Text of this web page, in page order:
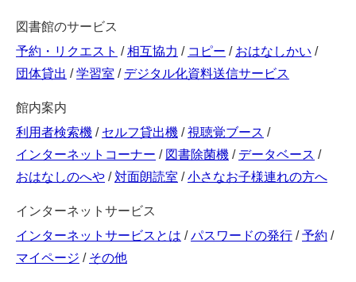
図書館のサービス
予約・リクエスト /相互協力 / コピー / おはなしかい /
団体貸出 /学習室 / デジタル化資料送信サービス
館内案内
利用者検索機 / セルフ貸出機 /視聴覚ブース /
インターネットコーナー / 図書除菌機 / データベース /
おはなしのへや /対面朗読室 /小さなお子様連れの方へ
インターネットサービス
インターネットサービスとは /パスワードの発行 /予約 /
マイページ / その他